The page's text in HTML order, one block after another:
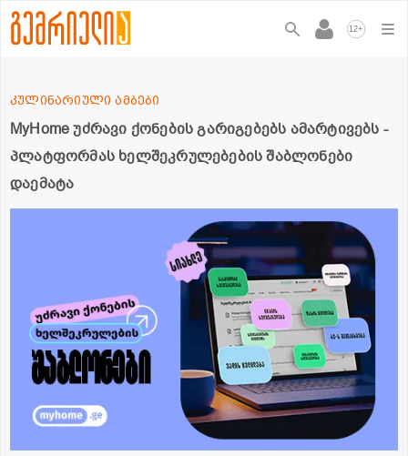
12+
MyHome უძრავი ქონების გარიგებებს ამარტივებს -
პლატფორმას ხელშეკრულებების შაბლონები
დაემატა
კულინარიული ამბები